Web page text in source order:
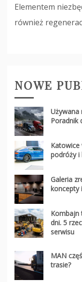
Elementem
również
NOWE
Używana
Poradnik
podróży i
Galeria
koncepty
Kombajn
dni. 5
serwisu
MAN
trasie?